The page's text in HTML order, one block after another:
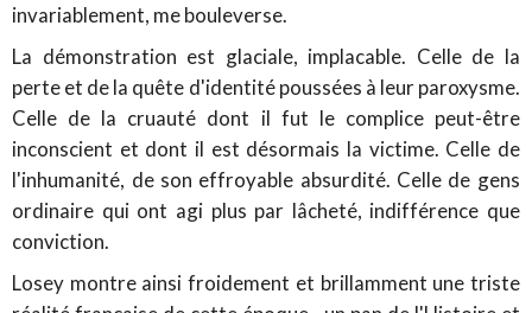
invariablement, me bouleverse.
La démonstration est glaciale, implacable. Celle de la
perte et de la quête d'identité poussées à leur paroxysme.
Celle de la cruauté dont il fut le complice peut-être
inconscient et dont il est désormais la victime. Celle de
l'inhumanité, de son effroyable absurdité. Celle de gens
ordinaire qui ont agi plus par lâcheté, indifférence que
conviction.
Losey montre ainsi froidement et brillamment une triste